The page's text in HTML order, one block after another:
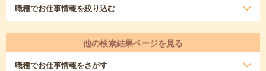
職種でお仕事情報を絞り込む
他の検索結果ページを見る
職種でお仕事情報をさがす